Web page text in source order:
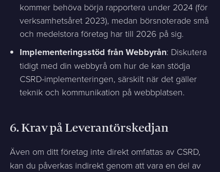
kommer behöva börja rapportera under 2024 (för
verksamhetsåret 2023), medan börsnoterade små
och medelstora företag har till 2026 på sig.
Implementeringsstöd från Webbyrån: Diskutera
tidigt med din webbyrå om hur de kan stödja
CSRD-implementeringen, särskilt när det gäller
teknik och kommunikation på webbplatsen.
6. Krav på Leverantörskedjan
Även om ditt företag inte direkt omfattas av CSRD,
kan du påverkas indirekt genom att vara en del av